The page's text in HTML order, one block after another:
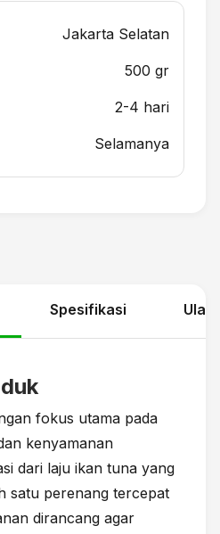
Jakarta Selatan
500 gr
2-4 hari
Selamanya
Spesifikasi
fokus utama pada
kenyamanan
dari laju ikan tuna yang
satu perenang tercepat
dirancang agar